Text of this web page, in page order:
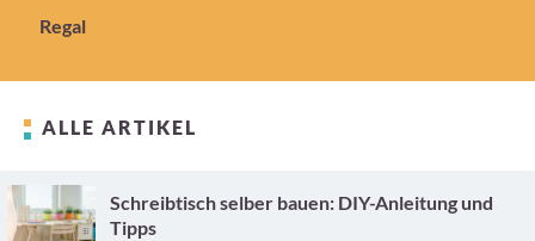
Regal
ALLE ARTIKEL
Schreibtisch selber bauen: DIY-Anleitung und
Tipps